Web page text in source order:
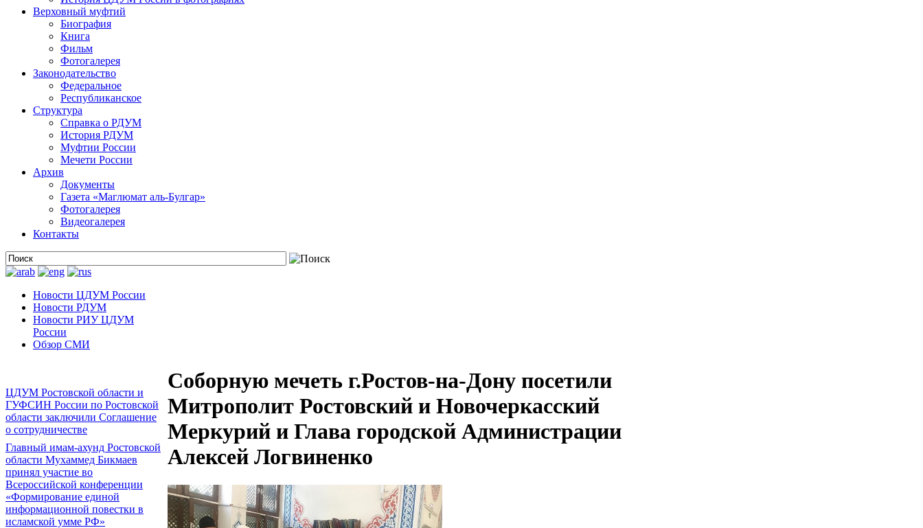
Верховный муфтий
Биография
Книга
Фильм
Фотогалерея
Законодательство
Федеральное
Республиканское
Структура
Справка о РДУМ
История РДУМ
Муфтии России
Мечети России
Архив
Документы
Газета «Маглюмат аль-Булгар»
Фотогалерея
Видеогалерея
Контакты
Новости ЦДУМ России
Новости РДУМ
Новости РИУ ЦДУМ
России
Обзор СМИ
ЦДУМ Ростовской области и
ГУФСИН России по Ростовской
области заключили Соглашение
о сотрудничестве
Главный имам-ахунд Ростовской
области Мухаммед Бикмаев
принял участие во
Всероссийской конференции
«Формирование единой
информационной повестки в
исламской умме РФ»
Соборную мечеть г.Ростов-на-Дону посетили
Митрополит Ростовский и Новочеркасский
Меркурий и Глава городской Администрации
Алексей Логвиненко